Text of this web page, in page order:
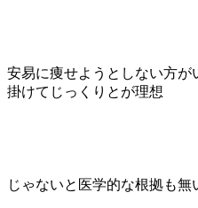
安易に痩せようとしない方
掛けてじっくりとが理想
じゃないと医学的な根拠も